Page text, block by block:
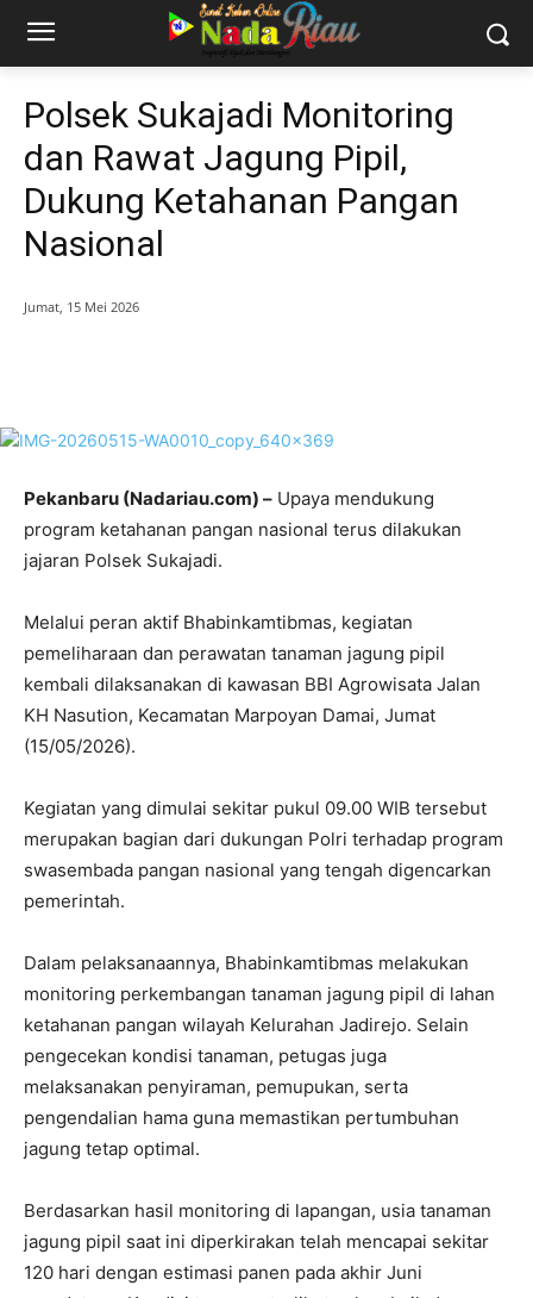
Polsek Sukajadi Monitoring
dan Rawat Jagung Pipil,
Dukung Ketahanan Pangan
Nasional
Jumat, 15 Mei 2026
Pekanbaru (Nadariau.com) – Upaya mendukung
program ketahanan pangan nasional terus dilakukan
jajaran Polsek Sukajadi.
Melalui peran aktif Bhabinkamtibmas, kegiatan
pemeliharaan dan perawatan tanaman jagung pipil
kembali dilaksanakan di kawasan BBI Agrowisata Jalan
KH Nasution, Kecamatan Marpoyan Damai, Jumat
(15/05/2026).
Kegiatan yang dimulai sekitar pukul 09.00 WIB tersebut
merupakan bagian dari dukungan Polri terhadap program
swasembada pangan nasional yang tengah digencarkan
pemerintah.
Dalam pelaksanaannya, Bhabinkamtibmas melakukan
monitoring perkembangan tanaman jagung pipil di lahan
ketahanan pangan wilayah Kelurahan Jadirejo. Selain
pengecekan kondisi tanaman, petugas juga
melaksanakan penyiraman, pemupukan, serta
pengendalian hama guna memastikan pertumbuhan
jagung tetap optimal.
Berdasarkan hasil monitoring di lapangan, usia tanaman
jagung pipil saat ini diperkirakan telah mencapai sekitar
120 hari dengan estimasi panen pada akhir Juni